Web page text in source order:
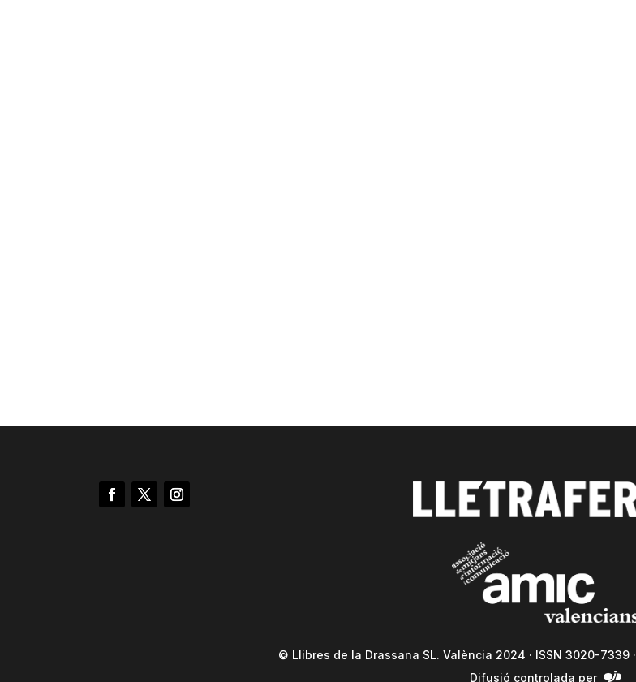
© Llibres de la Drassana SL. València 2024 · ISSN 3020-7339 ·
Difusió controlada per